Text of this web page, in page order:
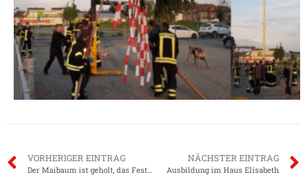
VORHERIGER EINTRAG
Der Maibaum ist geholt, das Fest kann kommen.
NÄCHSTER EINTRAG
Ausbildung im Haus Elisabeth